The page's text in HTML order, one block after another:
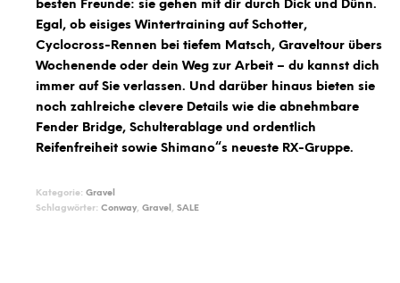
besten Freunde: sie gehen mit dir durch Dick und Dünn.
Egal, ob eisiges Wintertraining auf Schotter,
Cyclocross-Rennen bei tiefem Matsch, Graveltour übers
Wochenende oder dein Weg zur Arbeit – du kannst dich
immer auf Sie verlassen. Und darüber hinaus bieten sie
noch zahlreiche clevere Details wie die abnehmbare
Fender Bridge, Schulterablage und ordentlich
Reifenfreiheit sowie Shimano“s neueste RX-Gruppe.
Kategorie: Gravel
Schlagwörter: Conway, Gravel, SALE